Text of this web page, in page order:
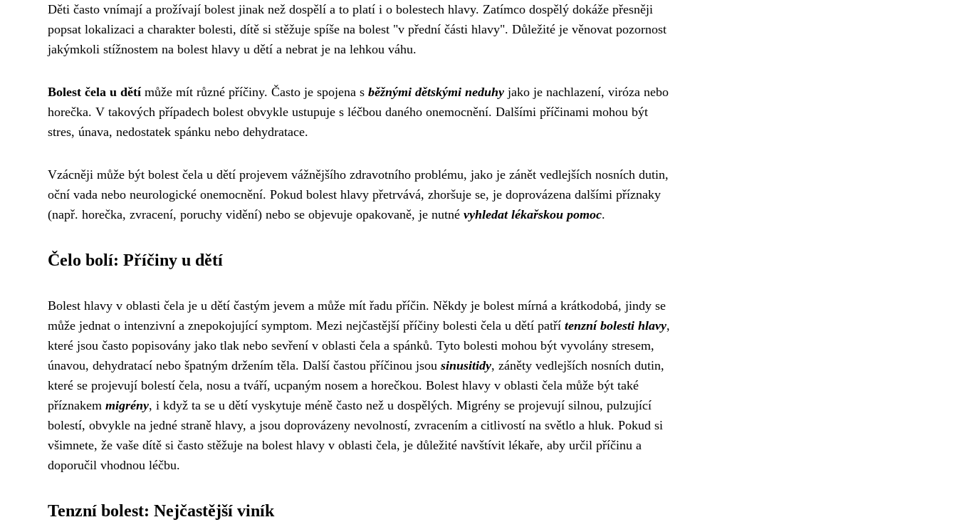
Děti často vnímají a prožívají bolest jinak než dospělí a to platí i o bolestech hlavy. Zatímco dospělý dokáže přesněji
popsat lokalizaci a charakter bolesti, dítě si stěžuje spíše na bolest "v přední části hlavy". Důležité je věnovat pozornost
jakýmkoli stížnostem na bolest hlavy u dětí a nebrat je na lehkou váhu.
Bolest čela u dětímůže mít různé příčiny. Často je spojena s běžnými dětskými neduhy jako je nachlazení, viróza nebo
horečka. V takových případech bolest obvykle ustupuje s léčbou daného onemocnění. Dalšími příčinami mohou být
stres, únava, nedostatek spánku nebo dehydratace.
Vzácněji může být bolest čela u dětí projevem vážnějšího zdravotního problému, jako je zánět vedlejších nosních dutin,
oční vada nebo neurologické onemocnění. Pokud bolest hlavy přetrvává, zhoršuje se, je doprovázena dalšími příznaky
(např. horečka, zvracení, poruchy vidění) nebo se objevuje opakovaně, je nutné vyhledat lékařskou pomoc.
Čelo bolí: Příčiny u dětí
Bolest hlavy v oblasti čela je u dětí častým jevem a může mít řadu příčin. Někdy je bolest mírná a krátkodobá, jindy se
může jednat o intenzivní a znepokojující symptom. Mezi nejčastější příčiny bolesti čela u dětí patří tenzní bolesti hlavy,
které jsou často popisovány jako tlak nebo sevření v oblasti čela a spánků. Tyto bolesti mohou být vyvolány stresem,
únavou, dehydratací nebo špatným držením těla. Další častou příčinou jsou sinusitidy, záněty vedlejších nosních dutin,
které se projevují bolestí čela, nosu a tváří, ucpaným nosem a horečkou. Bolest hlavy v oblasti čela může být také
příznakem migrény, i když ta se u dětí vyskytuje méně často než u dospělých. Migrény se projevují silnou, pulzující
bolestí, obvykle na jedné straně hlavy, a jsou doprovázeny nevolností, zvracením a citlivostí na světlo a hluk. Pokud si
všimnete, že vaše dítě si často stěžuje na bolest hlavy v oblasti čela, je důležité navštívit lékaře, aby určil příčinu a
doporučil vhodnou léčbu.
Tenzní bolest: Nejčastější viník